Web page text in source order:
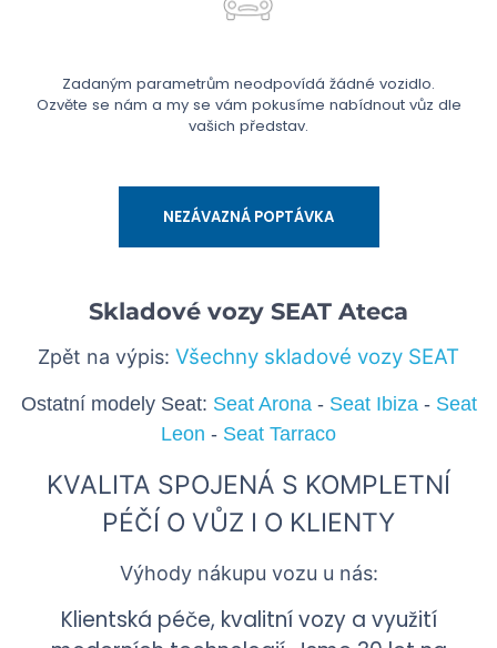
Zadaným parametrům neodpovídá žádné vozidlo.
Ozvěte se nám a my se vám pokusíme nabídnout vůz dle
vašich představ.
NEZÁVAZNÁ POPTÁVKA
Skladové vozy SEAT Ateca
Zpět na výpis: Všechny skladové vozy SEAT
Ostatní modely Seat: Seat Arona- Seat Ibiza- Seat
Leon - Seat Tarraco
KVALITA SPOJENÁ S KOMPLETNÍ
PÉČÍ O VŮZ I O KLIENTY
Výhody nákupu vozu u nás:
Klientská péče, kvalitní vozy a využití